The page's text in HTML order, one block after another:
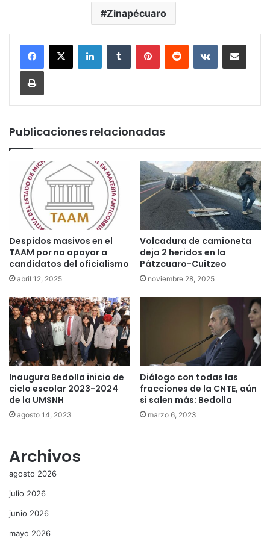
Zinapécuaro
LinkedInTumblr PinterestReddit VKontakteCompartir por
Imprimir
Publicaciones relacionadas
Despidos masivos en el
TAAM por no apoyar a
candidatos del oficialismo
abril 12, 2025
Volcadura de camioneta
deja 2 heridos en la
Pátzcuaro-Cuitzeo
noviembre 28, 2025
Inaugura Bedolla inicio de
ciclo escolar 2023-2024
de la UMSNH
agosto 14, 2023
Diálogo con todas las
fracciones de la CNTE, aún
si salen más: Bedolla
marzo 6, 2023
Archivos
agosto 2026
julio 2026
junio 2026
mayo 2026